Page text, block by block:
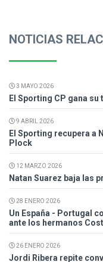
NOTICIAS
3 MAYO 2026
El Sporting CP gana
9 ABRIL 2026
El Sporting recupera a
Plock
12 MARZO 2026
Natan Suarez baja las
28 ENERO 2026
Un España - Portugal
ante los hermanos
26 ENERO 2026
Jordi Ribera repite